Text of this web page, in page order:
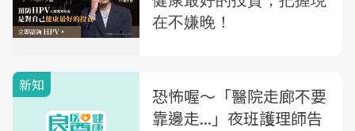
新知
恐怖喔～「醫院走廊不要
靠邊走...」夜班護理師告